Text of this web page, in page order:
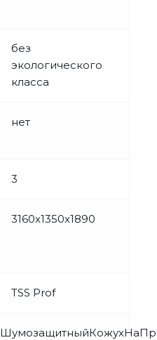
без
экологического
класса
нет
3
3160x1350x1890
TSS Prof